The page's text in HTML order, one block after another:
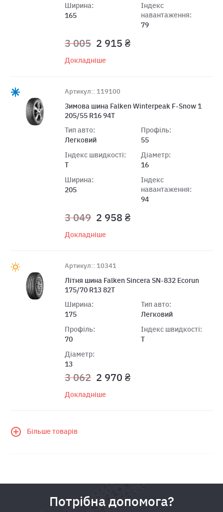
Ширина:
165
Індекс
навантаження:
79
3 005 2 915 ₴
Докладніше
Артикул:: 119100
Зимова шина Falken Winterpeak F-Snow 1
205/55 R16 94T
Тип авто:
Легковий
Індекс швидкості:
T
Ширина:
205
Профіль:
55
Діаметр:
16
Індекс
навантаження:
94
3 049 2 958 ₴
Докладніше
Артикул:: 10341
Літня шина Falken Sincera SN-832 Ecorun
175/70 R13 82T
Ширина:
175
Профіль:
70
Діаметр:
13
Тип авто:
Легковий
Індекс швидкості:
T
3 062 2 970 ₴
Докладніше
Більше товарів
Потрібна допомога?